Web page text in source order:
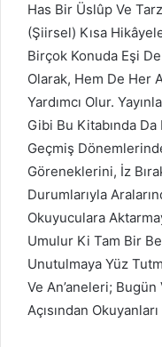
Has Bir Üslûp Ve
(Şiirsel) Kısa
Birçok Konuda Eşi
Olarak, Hem De Her
Yardımcı Olur.
Gibi Bu Kitabında
Geçmiş
Göreneklerini, İz
Durumlarıyla
Okuyuculara
Umulur Ki Tam Bir
Unutulmaya Yüz
Ve An’aneleri; Bugün
Açısından